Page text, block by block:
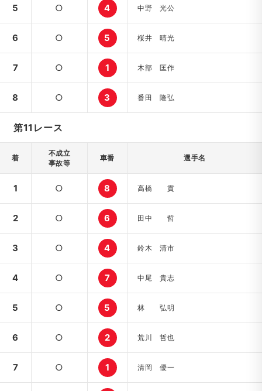
5 ○ 4 中野 光公
6 ○ 5 桜井 晴光
7 ○ 1 木部 匡作
8 ○ 3 番田 隆弘
第11レース
着
不成立
事故等
車番 選手名
1 ○ 8 高橋 貢
2 ○ 6 田中 哲
3 ○ 4 鈴木 清市
4 ○ 7 中尾 貴志
5 ○ 5 林 弘明
6 ○ 2 荒川 哲也
7 ○ 1 清岡 優一